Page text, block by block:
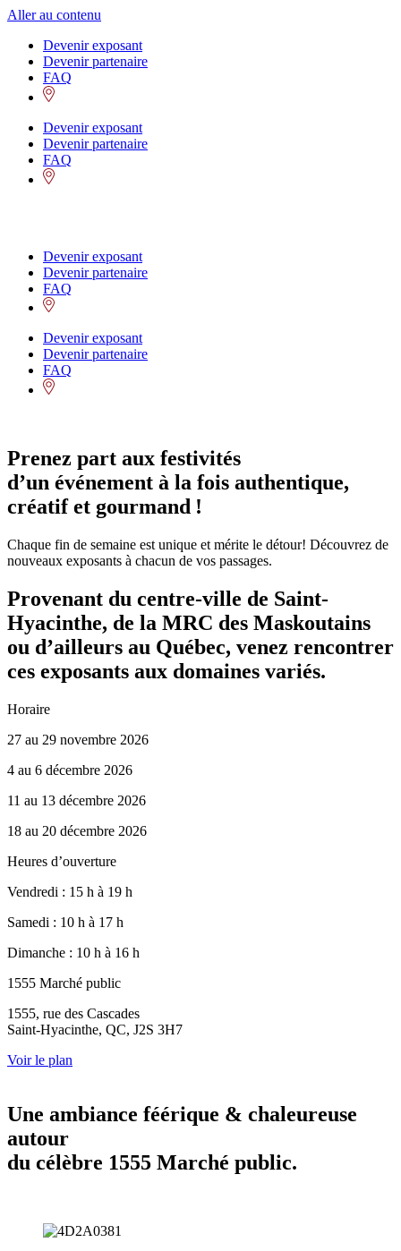
Aller au contenu
Devenir exposant
Devenir partenaire
FAQ
Devenir exposant
Devenir partenaire
FAQ
Devenir exposant
Devenir partenaire
FAQ
Devenir exposant
Devenir partenaire
FAQ
Prenez part aux festivités
d’un événement à la fois authentique,
créatif et gourmand !
Chaque fin de semaine est unique et mérite le détour! Découvrez de
nouveaux exposants à chacun de vos passages.
Provenant du centre-ville de Saint-
Hyacinthe, de la MRC des Maskoutains
ou d’ailleurs au Québec, venez rencontrer
ces exposants aux domaines variés.
Horaire
27 au 29 novembre 2026
4 au 6 décembre 2026
11 au 13 décembre 2026
18 au 20 décembre 2026
Heures d’ouverture
Vendredi : 15 h à 19 h
Samedi : 10 h à 17 h
Dimanche : 10 h à 16 h
1555 Marché public
1555, rue des Cascades
Saint-Hyacinthe, QC, J2S 3H7
Voir le plan
Une ambiance féérique & chaleureuse
autour
du célèbre 1555 Marché public.